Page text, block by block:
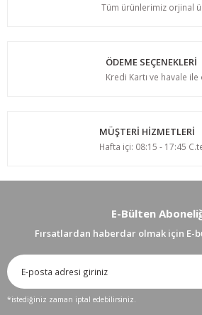
Tüm ürünlerimiz orjinal
ÖDEME SEÇENEKLERİ
Kredi Kartı ve havale ile
MÜŞTERİ HİZMETLERİ
Hafta içi: 08:15 - 17:45
E-Bülten
Fırsatlardan haberdar olmak için E-
*istediğiniz zaman iptal edebilirsiniz.